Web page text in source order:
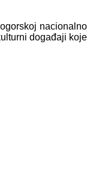
događaji